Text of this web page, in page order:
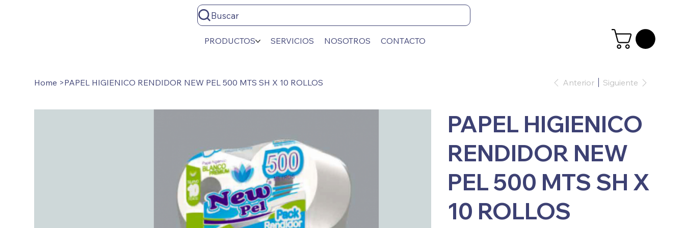
Buscar
PRODUCTOS SERVICIOS NOSOTROS CONTACTO
Home >PAPEL HIGIENICO RENDIDOR NEW PEL 500 MTS SH X 10 ROLLOS Anterior Siguiente
PAPEL HIGIENICO
RENDIDOR NEW
PEL 500 MTS SH X
10 ROLLOS